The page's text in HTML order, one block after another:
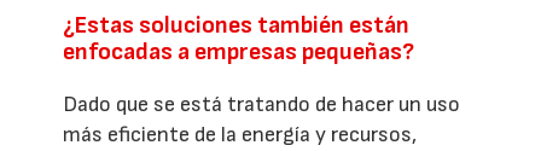
¿Estas soluciones también están
enfocadas a empresas pequeñas?
Dado que se está tratando de hacer un uso
más eficiente de la energía y recursos,